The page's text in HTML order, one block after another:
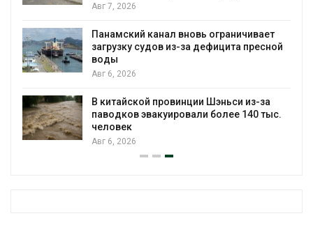
Авг 7, 2026
Панамский канал вновь ограничивает
загрузку судов из-за дефицита пресной
воды
Авг 6, 2026
В китайской провинции Шэньси из-за
паводков эвакуировали более 140 тыс.
человек
Авг 6, 2026